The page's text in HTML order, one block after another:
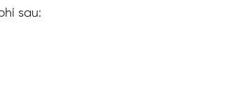
sau: